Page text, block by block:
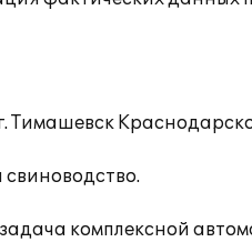
комплексной